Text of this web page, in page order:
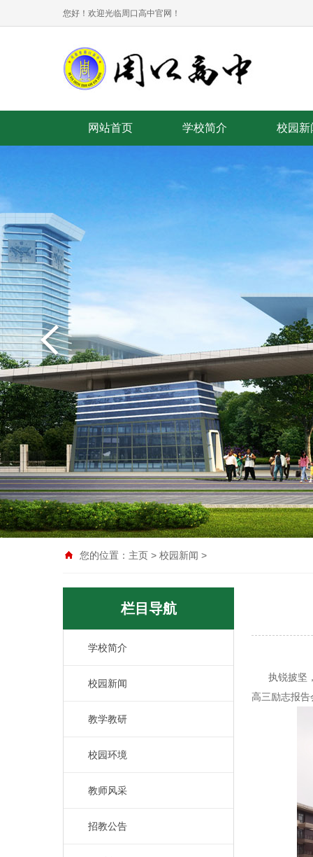
您好！欢迎光临周口高中官网！
网站首页 学校简介 校园新
您的位置： 主页 > 校园新闻 >
栏目导航
学校简介
校园新闻
教学教研
校园环境
教师风采
招教公告
执锐披坚，
高三励志报